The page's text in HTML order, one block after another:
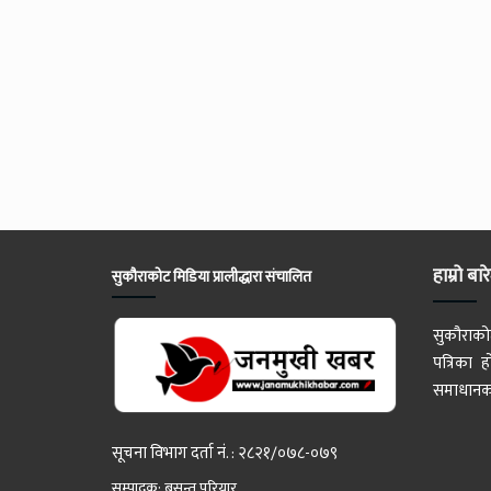
सुकौराकोट मिडिया प्रालीद्धारा संचालित
सूचना विभाग दर्ता नं. : २८२१/०७८-०७९
हाम्रो